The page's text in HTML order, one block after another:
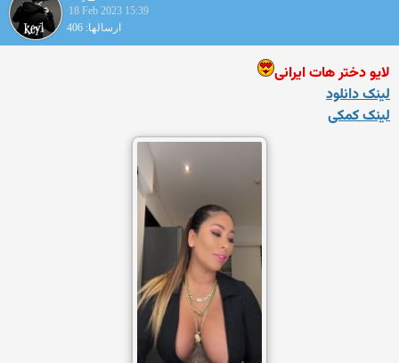
18 Feb 2023 15:39
ارسالها: 406
لایو دختر هات ایرانی
لینک دانلود
لینک کمکی